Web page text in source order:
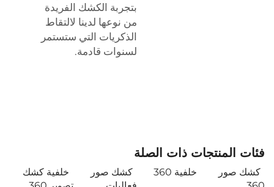
بتجربة الكشك الفريدة
من نوعها لدينا لالتقاط
الذكريات التي ستستمر
لسنوات قادمة.
فئات المنتجات ذات الصلة
كشك صور
خلفية 360
كشك صور
خلفية كشك